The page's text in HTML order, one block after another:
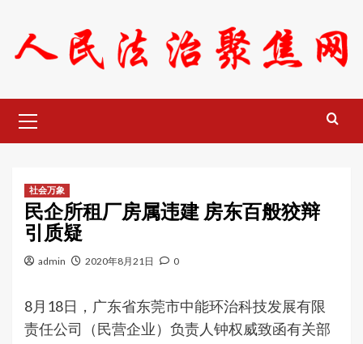
content
Menu
社会万象
民企所租厂房属违建 房东百般狡辩
引质疑
admin 2020年8月21日 0
8月18日，广东省东莞市中能环治科技发展有限
责任公司（民营企业）负责人钟权威致函有关部